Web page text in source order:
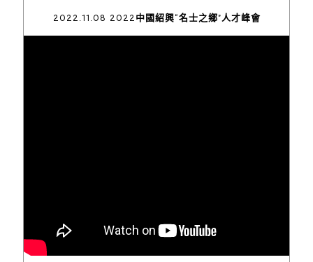
2022.11.08 2022中國紹興“名士之鄉”人才峰會